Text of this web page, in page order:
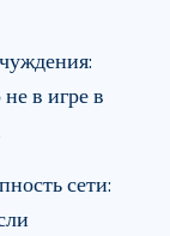
в игре в
сети: